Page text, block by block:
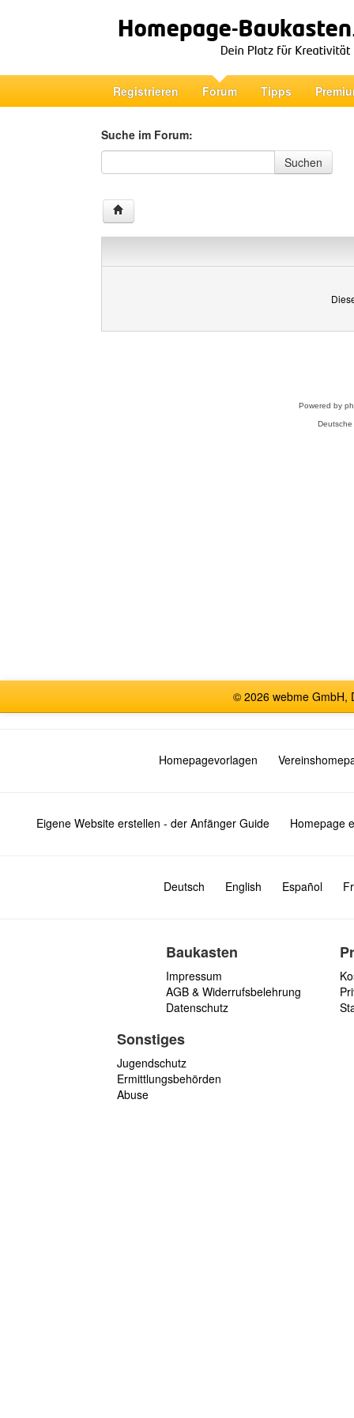
Registrieren Forum Tipps
Suche im Forum:
Suche im Forum
Suchen
Powered by
© 2026 webme GmbH,
Homepagevorlagen
Eigene Website erstellen - der Anfänger Guide Homepage
Deutsch English Español
Baukasten
Impressum
AGB & Widerrufsbelehrung
Datenschutz
Sonstiges
Jugendschutz
Ermittlungsbehörden
Abuse